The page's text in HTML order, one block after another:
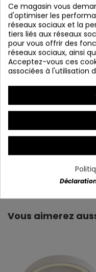
* réglable en intensité
* Garde le souvenir
* Éteint intelligent 30
Vous aimerez
Ce magasin vous
d'optimiser les
réseaux sociaux et la
tiers liés aux réseaux
pour vous offrir des
réseaux sociaux, ainsi
Acceptez-vous ces
associées à l'utilisation